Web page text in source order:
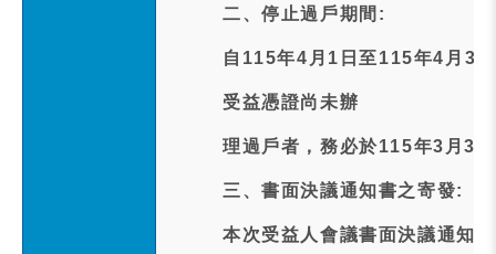
二、停止過戶期間:
自115年4月1日至115年4月30
受益憑證尚未辦
理過戶者，務必於115年3月31
三、書面決議通知書之寄發:
本次受益人會議書面決議通知